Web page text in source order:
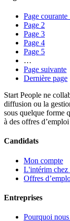
Page courante
Page 2
Page 3
Page 4
Page 5
…
Page suivante
Dernière page
Start People ne
diffusion ou la
sous quelque forme
à des offres
Candidats
Mon compte
L'intérim chez
Offres
Entreprises
Pourquoi